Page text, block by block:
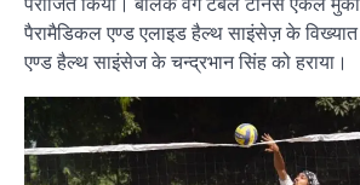
पराजित किया। बालक वर्ग टेबल टेनिस एकल
पैरामैडिकल एण्ड एलाइड हैल्थ साइंसेज़ के
एण्ड हैल्थ साइंसेज के चन्द्रभान सिंह को हराया।